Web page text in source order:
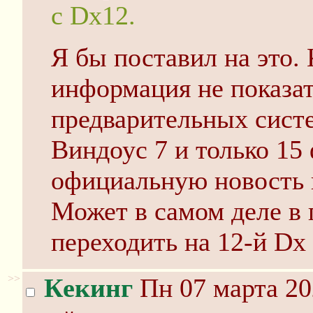
с Dx12.
Я бы поставил на это.
информация не
предварительных
Виндоус 7 и только
официальную
Может в самом деле в
переходить на 12-й
>> Кекинг Пн 07 марта